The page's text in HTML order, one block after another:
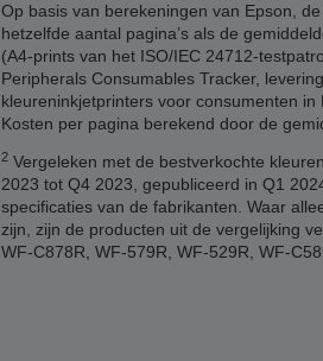
Op basis van berekeningen van Epson,
hetzelfde aantal pagina’s als de
(A4-prints van het ISO/IEC 24712-
Peripherals Consumables Tracker,
kleureninkjetprinters voor consumenten
Kosten per pagina berekend door de
2Vergeleken met de bestverkochte
2023 tot Q4 2023, gepubliceerd in Q1
specificaties van de fabrikanten. Waar
zijn, zijn de producten uit de vergelijking
WF-C878R, WF-579R, WF-529R, WF-